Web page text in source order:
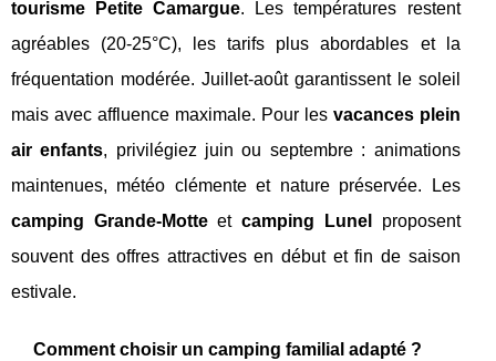
tourisme Petite Camargue. Les températures restent
agréables (20-25°C), les tarifs plus abordables et la
fréquentation modérée. Juillet-août garantissent le soleil
mais avec affluence maximale. Pour les vacances plein
air enfants, privilégiez juin ou septembre : animations
maintenues, météo clémente et nature préservée. Les
camping Grande-Motteetcamping Lunel
proposent
souvent des offres attractives en début et fin de saison
estivale.
Comment choisir un camping familial adapté ?